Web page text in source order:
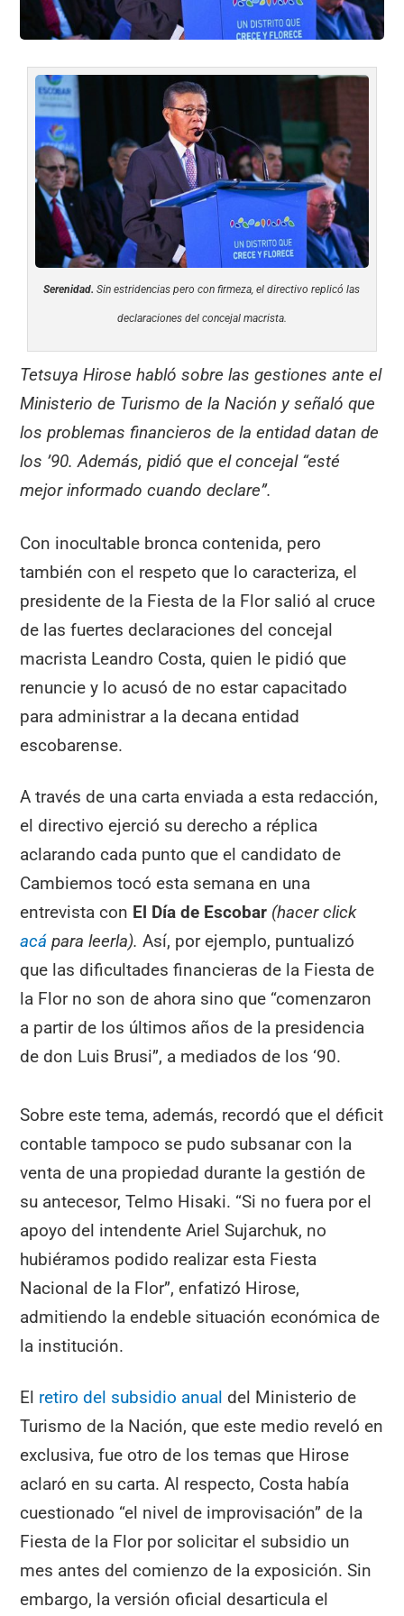
Serenidad. Sin estridencias pero con firmeza, el directivo replicó las
declaraciones del concejal macrista.
Tetsuya Hirose habló sobre las gestiones ante el
Ministerio de Turismo de la Nación y señaló que
los problemas financieros de la entidad datan de
los ’90. Además, pidió que el concejal “esté
mejor informado cuando declare”.
Con inocultable bronca contenida, pero
también con el respeto que lo caracteriza, el
presidente de la Fiesta de la Flor salió al cruce
de las fuertes declaraciones del concejal
macrista Leandro Costa, quien le pidió que
renuncie y lo acusó de no estar capacitado
para administrar a la decana entidad
escobarense.
A través de una carta enviada a esta redacción,
el directivo ejerció su derecho a réplica
aclarando cada punto que el candidato de
Cambiemos tocó esta semana en una
entrevista con El Día de Escobar (hacer click
acá para leerla). Así, por ejemplo, puntualizó
que las dificultades financieras de la Fiesta de
la Flor no son de ahora sino que “comenzaron
a partir de los últimos años de la presidencia
de don Luis Brusi”, a mediados de los ‘90.
Sobre este tema, además, recordó que el déficit
contable tampoco se pudo subsanar con la
venta de una propiedad durante la gestión de
su antecesor, Telmo Hisaki. “Si no fuera por el
apoyo del intendente Ariel Sujarchuk, no
hubiéramos podido realizar esta Fiesta
Nacional de la Flor”, enfatizó Hirose,
admitiendo la endeble situación económica de
la institución.
El retiro del subsidio anual del Ministerio de
Turismo de la Nación, que este medio reveló en
exclusiva, fue otro de los temas que Hirose
aclaró en su carta. Al respecto, Costa había
cuestionado “el nivel de improvisación” de la
Fiesta de la Flor por solicitar el subsidio un
mes antes del comienzo de la exposición. Sin
embargo, la versión oficial desarticula el